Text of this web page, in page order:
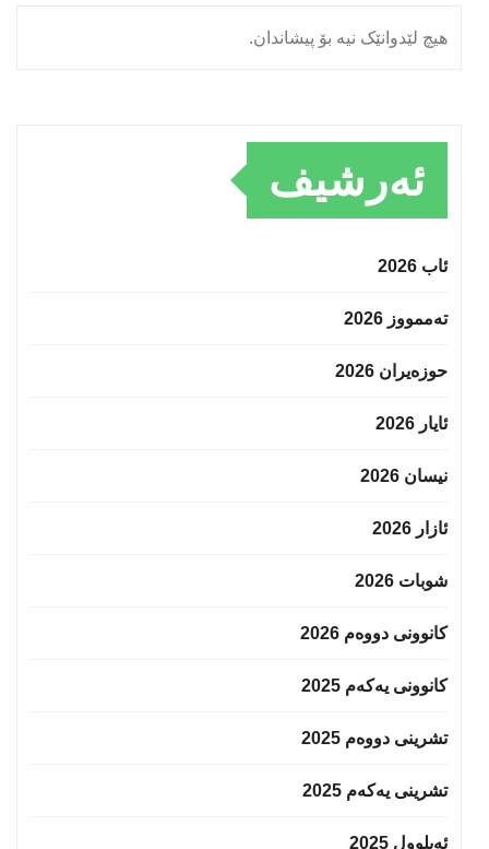
هیچ لێدوانێک نیە بۆ پیشاندان.
ئەرشیف
ئاب 2026
تەممووز 2026
حوزه‌یران 2026
ئایار 2026
نیسان 2026
ئازار 2026
شوبات 2026
کانوونی دووەم 2026
کانوونی یەکەم 2025
تشرینی دووەم 2025
تشرینی یەکەم 2025
ئەیلوول 2025